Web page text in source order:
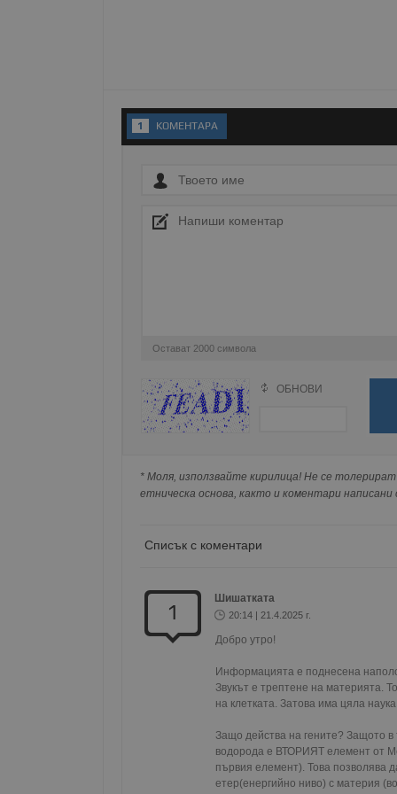
1 KОМЕНТАРA
Остават 2000 символа
Поради зачестилите злоупотреби в сайта,
изискваме да се идентифицирате с Google
съхранявана при нас или показвана на
ОБНОВИ
* Моля, използвайте кирилица! Не се
етническа основа, както и коментари написани
Списък с коментари
1
Шишатката
20:14 | 21.4.2025 г.
Добро утро!
Информацията е поднесена
Звукът е трептене на материята.
на клетката. Затова има цяла
Защо действа на гените? Защото
водорода е ВТОРИЯТ елемент от
първия елемент). Това позволява
етер(енергийно ниво) с материя
Име
_sharedID_cst
Gtest
Gdyn
Име
Име
Домейн
Име